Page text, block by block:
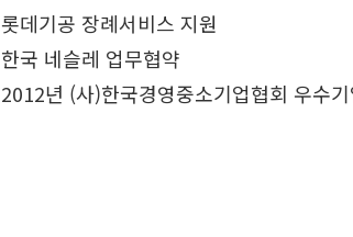
롯데기공 장례서비스 지원
한국 네슬레 업무협약
2012년 (사)한국경영중소기업협회 우수